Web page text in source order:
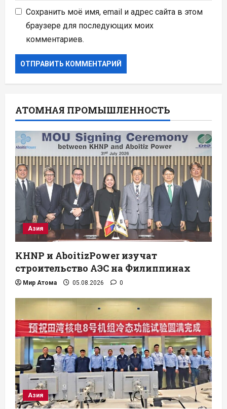
Сохранить моё имя, email и адрес сайта в этом
браузере для последующих моих
комментариев.
АТОМНАЯ ПРОМЫШЛЕННОСТЬ
Азия
KHNP и AboitizPower изучат
строительство АЭС на Филиппинах
Мир Атома 05.08.2026 0
Азия